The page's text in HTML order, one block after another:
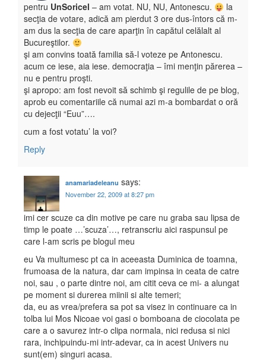
pentru UnSoricel – am votat. NU, NU, Antonescu.
la
secţia de votare, adică am pierdut 3 ore dus-întors că m-
am dus la secţia de care aparţin în capătul celălalt al
Bucureştilor.
şi am convins toată familia să-l voteze pe Antonescu.
acum ce iese, aia iese. democraţia – îmi menţin părerea –
nu e pentru proşti.
şi apropo: am fost nevoit să schimb şi regulile de pe blog,
aprob eu comentariile că numai azi m-a bombardat o oră
cu dejecţii “Euu”….
cum a fost votatu’ la voi?
Reply
anamariadeleanu says:
November 22, 2009 at 8:27 pm
imi cer scuze ca din motive pe care nu graba sau lipsa de
timp le poate …’scuza’…, retranscriu aici raspunsul pe
care l-am scris pe blogul meu
eu Va multumesc pt ca in aceeasta Duminica de toamna,
frumoasa de la natura, dar cam impinsa in ceata de catre
noi, sau , o parte dintre noi, am citit ceva ce mi- a alungat
pe moment si durerea miinii si alte temeri;
da, eu as vrea/prefera sa pot sa visez in continuare ca in
tolba lui Mos Nicoae voi gasi o bomboana de ciocolata pe
care a o savurez intr-o clipa normala, nici redusa si nici
rara, inchipuindu-mi intr-adevar, ca in acest Univers nu
sunt(em) singuri acasa.